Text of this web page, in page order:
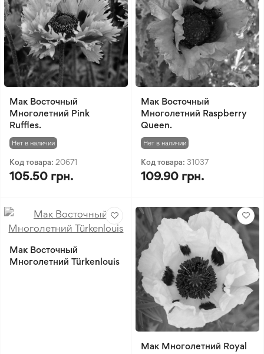
Мак Восточный
Многолетний Pink
Ruffles.
Нет в наличии
Код товара: 20671
105.50 грн.
Мак Восточный
Многолетний Raspberry
Queen.
Нет в наличии
Код товара: 31037
109.90 грн.
Мак Восточный
Многолетний Türkenlouis
Мак Многолетний Royal